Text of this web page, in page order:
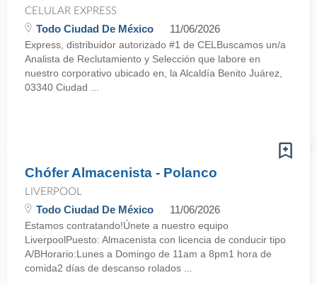
CELULAR EXPRESS
Todo Ciudad De México 11/06/2026
Express, distribuidor autorizado #1 de CELBuscamos un/a
Analista de Reclutamiento y Selección que labore en
nuestro corporativo ubicado en, la Alcaldía Benito Juárez,
03340 Ciudad ...
Chófer Almacenista - Polanco
LIVERPOOL
Todo Ciudad De México 11/06/2026
Estamos contratando!Únete a nuestro equipo
LiverpoolPuesto: Almacenista con licencia de conducir tipo
A/BHorario:Lunes a Domingo de 11am a 8pm1 hora de
comida2 días de descanso rolados ...